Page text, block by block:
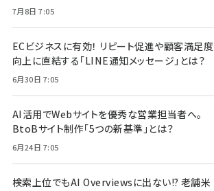
7月8日 7:05
ECビジネスに有効！ リピート促進や顧客満足度
向上に直結する「LINE通知メッセージ」とは？
6月30日 7:05
AI活用でWebサイトを優秀な営業担当者へ。
BtoBサイト制作「5つの新基準」とは？
6月24日 7:05
検索上位でもAI Overviewsに出ない!? 老舗米